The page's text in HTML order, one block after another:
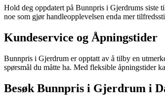
Hold deg oppdatert på Bunnpris i Gjerdrums siste
noe som gjør handleopplevelsen enda mer
Kundeservice og Åpningstider
Bunnpris i Gjerdrum er opptatt av å tilby en
spørsmål du måtte ha. Med fleksible åpningstider
Besøk Bunnpris i Gjerdrum i